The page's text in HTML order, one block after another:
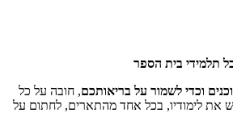
תלמידי בית הספר
וכדי לשמור על בריאותכם, חובה על כל
את לימודיו, בכל אחד מהתארים, לחתום על